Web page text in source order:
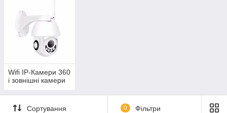
Wifi IP-Камери 360
і зовнішні камери
Сортування 0 Фільтри